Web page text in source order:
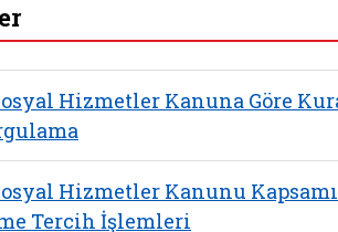
Hizmetler Kanuna Göre
Hizmetler Kanunu
Tercih İşlemleri